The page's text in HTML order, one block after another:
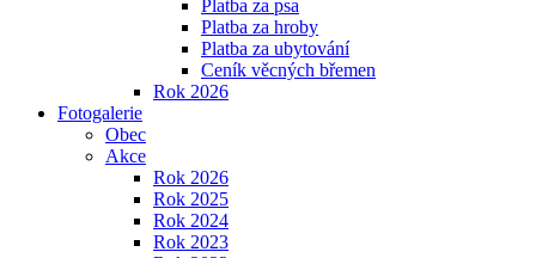
Platba za psa
Platba za hroby
Platba za ubytování
Ceník věcných břemen
Rok 2026
Fotogalerie
Obec
Akce
Rok 2026
Rok 2025
Rok 2024
Rok 2023